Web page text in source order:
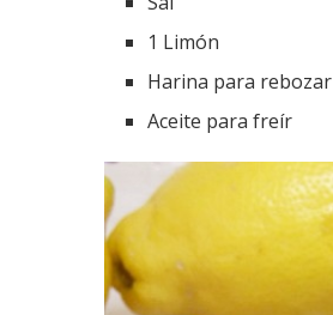
1 Limón
Harina para rebozar
Aceite para freír